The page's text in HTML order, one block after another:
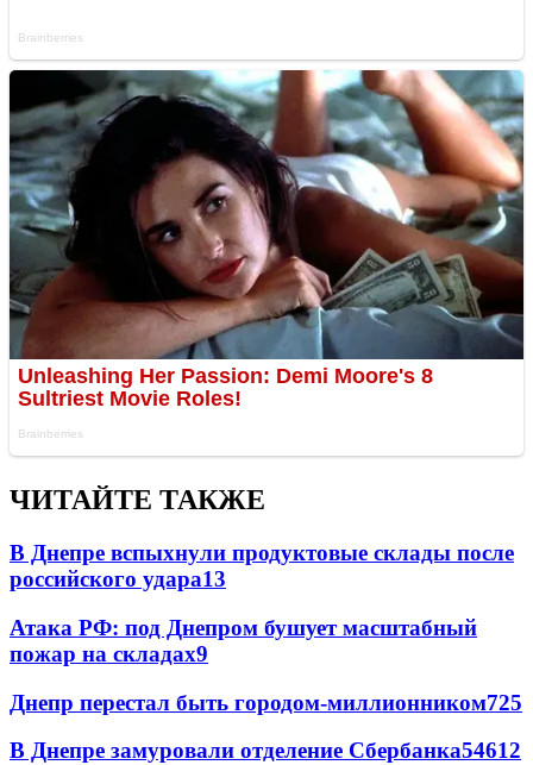
ЧИТАЙТЕ ТАКЖЕ
В Днепре вспыхнули продуктовые склады после
российского удара13
Атака РФ: под Днепром бушует масштабный
пожар на складах9
Днепр перестал быть городом-миллионником725
В Днепре замуровали отделение Сбербанка54612